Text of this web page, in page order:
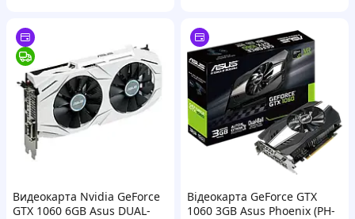
Видеокарта Nvidia GeForce
GTX 1060 6GB Asus DUAL-
Відеокарта GeForce GTX
1060 3GB Asus Phoenix (PH-